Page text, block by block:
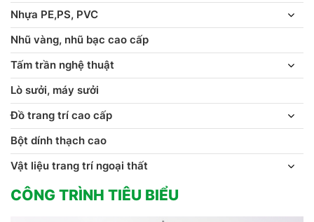
Nhựa PE,PS, PVC
Nhũ vàng, nhũ bạc cao cấp
Tấm trần nghệ thuật
Lò sưởi, máy sưởi
Đồ trang trí cao cấp
Bột dính thạch cao
Vật liệu trang trí ngoại thất
CÔNG TRÌNH TIÊU BIỂU